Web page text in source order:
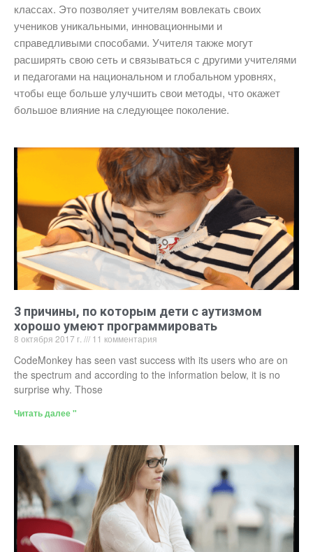
классах. Это позволяет учителям вовлекать своих
учеников уникальными, инновационными и
справедливыми способами. Учителя также могут
расширять свою сеть и связываться с другими учителями
и педагогами на национальном и глобальном уровнях,
чтобы еще больше улучшить свои методы, что окажет
большое влияние на следующее поколение.
3 причины, по которым дети с аутизмом
хорошо умеют программировать
8 октября 2017 г. 11 комментария
CodeMonkey has seen vast success with its users who are on
the spectrum and according to the information below, it is no
surprise why. Those
Читать далее "